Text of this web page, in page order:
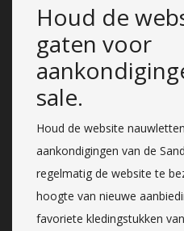
Houd de
gaten voor
sale.
Houd de website
aankondigingen van de
regelmatig de website te
hoogte van nieuwe
favoriete kledingstukken